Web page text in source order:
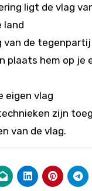
ligt de vlag
land
van de
plaats hem op je
eigen vlag
zijn
van de vlag.